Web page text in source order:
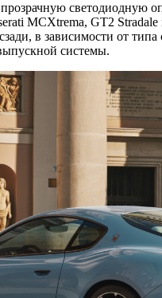
светодиодную
MCXtrema, GT2
в зависимости от
системы.